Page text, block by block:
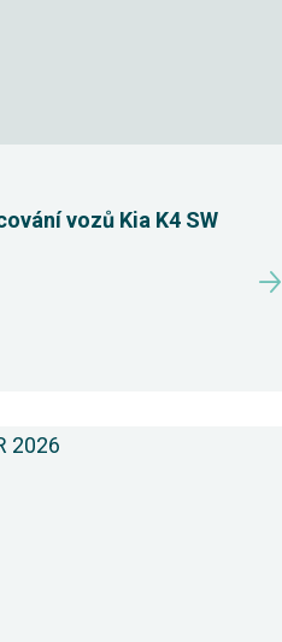
vozů Kia K4 SW